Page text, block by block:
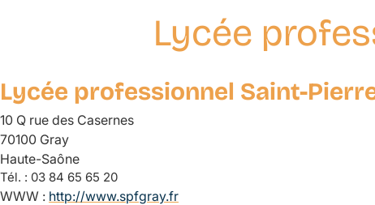
principal
Lycée
Lycée professionnel Saint-
10 Q rue des Casernes
70100 Gray
Haute-Saône
Tél. : 03 84 65 65 20
WWW : http://www.spfgray.fr